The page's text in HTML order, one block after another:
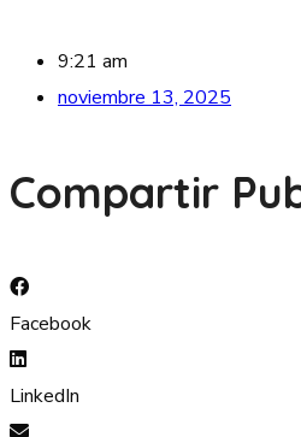
9:21 am
noviembre 13, 2025
Compartir
Facebook
LinkedIn